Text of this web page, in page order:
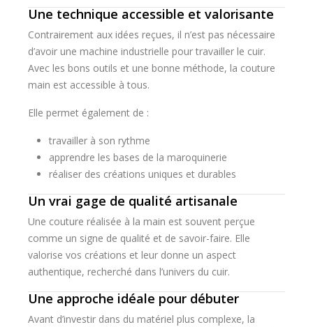
Une technique accessible et valorisante
Contrairement aux idées reçues, il n’est pas nécessaire
d’avoir une machine industrielle pour travailler le cuir.
Avec les bons outils et une bonne méthode, la couture
main est accessible à tous.
Elle permet également de :
travailler à son rythme
apprendre les bases de la maroquinerie
réaliser des créations uniques et durables
Un vrai gage de qualité artisanale
Une couture réalisée à la main est souvent perçue
comme un signe de qualité et de savoir-faire. Elle
valorise vos créations et leur donne un aspect
authentique, recherché dans l’univers du cuir.
Une approche idéale pour débuter
Avant d’investir dans du matériel plus complexe, la